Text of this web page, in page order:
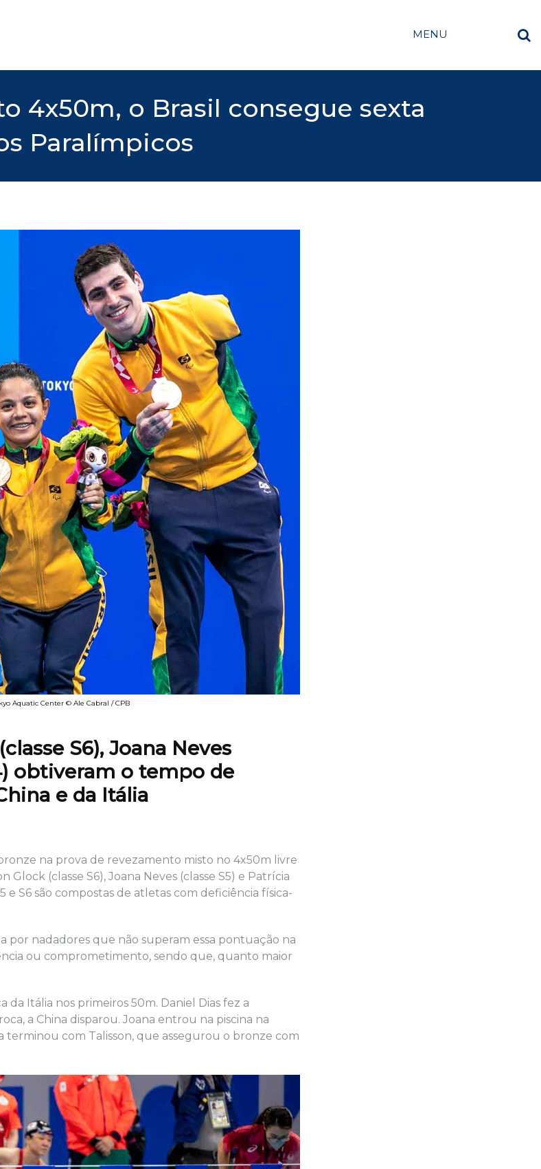
MENU
4x50m, o Brasil consegue sexta
Paralímpicos
Aquatic Center © Ale Cabral / CPB
S6), Joana Neves
obtiveram o tempo de
e da Itália
na prova de revezamento misto no 4x50m livre
Glock (classe S6), Joana Neves (classe S5) e Patrícia
e S6 são compostas de atletas com deficiência física-
por nadadores que não superam essa pontuação na
ou comprometimento, sendo que, quanto maior
Itália nos primeiros 50m. Daniel Dias fez a
a China disparou. Joana entrou na piscina na
com Talisson, que assegurou o bronze com